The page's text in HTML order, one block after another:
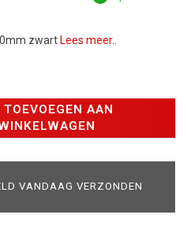
zwart Lees meer..
TOEVOEGEN AAN
VANDAAG VERZONDEN